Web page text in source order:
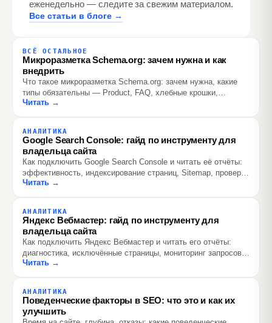
еженедельно — следите за свежим материалом.
Все статьи в блоге →
ВСЁ ОСТАЛЬНОЕ
Микроразметка Schema.org: зачем нужна и как
внедрить
Что такое микроразметка Schema.org: зачем нужна, какие
типы обязательны — Product, FAQ, хлебные крошки,
Organization, как внедрить JSON-LD и проверить
Читать →
АНАЛИТИКА
Google Search Console: гайд по инструменту для
владельца сайта
Как подключить Google Search Console и читать её отчёты:
эффективность, индексирование страниц, Sitemap, проверка
URL — и чем GSC отличается от Яндекс Вебмастера.
Читать →
АНАЛИТИКА
Яндекс Вебмастер: гайд по инструменту для
владельца сайта
Как подключить Яндекс Вебмастер и читать его отчёты:
диагностика, исключённые страницы, мониторинг запросов,
обход по счётчикам и видимость в Алисе.
Читать →
АНАЛИТИКА
Поведенческие факторы в SEO: что это и как их
улучшить